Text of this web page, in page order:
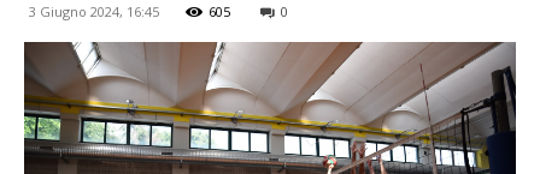
3 Giugno 2024, 16:45 605 0